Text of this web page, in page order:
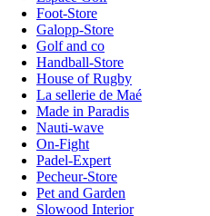
Foot-Store
Galopp-Store
Golf and co
Handball-Store
House of Rugby
La sellerie de Maé
Made in Paradis
Nauti-wave
On-Fight
Padel-Expert
Pecheur-Store
Pet and Garden
Slowood Interior